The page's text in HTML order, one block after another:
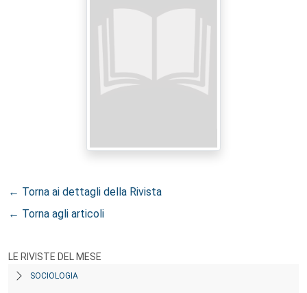
← Torna ai dettagli della Rivista
← Torna agli articoli
LE RIVISTE DEL MESE
SOCIOLOGIA